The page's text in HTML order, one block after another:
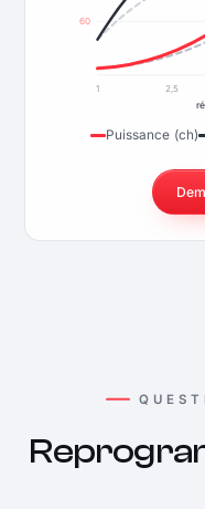
60
1 2,5
Puissance (ch)